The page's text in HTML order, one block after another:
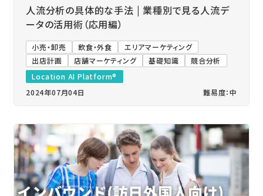
人流分析の具体的な手法 | 業種別で見る人流デ
ータの活用術（応用編）
小売・卸売 飲食・外食
エリアマーケティング
出店計画
店舗マーケティング 基礎知識
競合分析
Location AI Platform®
2024年07月04日
難易度：中